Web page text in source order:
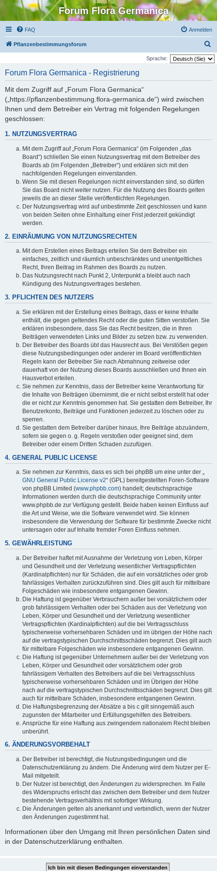
Forum Flora Germanica
FAQ Anmelden
Pflanzenbestimmungsforum
u
Sprache:
Forum Flora Germanica - Registrierung
Mit dem Zugriff auf „Forum Flora Germanica“
(„https://pflanzenbestimmung.flora-germanica.de“) wird zwischen
Ihnen und dem Betreiber ein Vertrag mit folgenden Regelungen
geschlossen:
1. NUTZUNGSVERTRAG
Mit dem Zugriff auf „Forum Flora Germanica“ (im Folgenden „das
Board“) schließen Sie einen Nutzungsvertrag mit dem Betreiber des
Boards ab (im Folgenden „Betreiber“) und erklären sich mit den
nachfolgenden Regelungen einverstanden.
Wenn Sie mit diesen Regelungen nicht einverstanden sind, so dürfen
Sie das Board nicht weiter nutzen. Für die Nutzung des Boards gelten
jeweils die an dieser Stelle veröffentlichten Regelungen.
Der Nutzungsvertrag wird auf unbestimmte Zeit geschlossen und kann
von beiden Seiten ohne Einhaltung einer Frist jederzeit gekündigt
werden.
2. EINRÄUMUNG VON NUTZUNGSRECHTEN
Mit dem Erstellen eines Beitrags erteilen Sie dem Betreiber ein
einfaches, zeitlich und räumlich unbeschränktes und unentgeltliches
Recht, Ihren Beitrag im Rahmen des Boards zu nutzen.
Das Nutzungsrecht nach Punkt 2, Unterpunkt a bleibt auch nach
Kündigung des Nutzungsvertrages bestehen.
3. PFLICHTEN DES NUTZERS
Sie erklären mit der Erstellung eines Beitrags, dass er keine Inhalte
enthält, die gegen geltendes Recht oder die guten Sitten verstoßen. Sie
erklären insbesondere, dass Sie das Recht besitzen, die in Ihren
Beiträgen verwendeten Links und Bilder zu setzen bzw. zu verwenden.
Der Betreiber des Boards übt das Hausrecht aus. Bei Verstößen gegen
diese Nutzungsbedingungen oder anderer im Board veröffentlichten
Regeln kann der Betreiber Sie nach Abmahnung zeitweise oder
dauerhaft von der Nutzung dieses Boards ausschließen und Ihnen ein
Hausverbot erteilen.
Sie nehmen zur Kenntnis, dass der Betreiber keine Verantwortung für
die Inhalte von Beiträgen übernimmt, die er nicht selbst erstellt hat oder
die er nicht zur Kenntnis genommen hat. Sie gestatten dem Betreiber, Ihr
Benutzerkonto, Beiträge und Funktionen jederzeit zu löschen oder zu
sperren.
Sie gestatten dem Betreiber darüber hinaus, Ihre Beiträge abzuändern,
sofern sie gegen o. g. Regeln verstoßen oder geeignet sind, dem
Betreiber oder einem Dritten Schaden zuzufügen.
4. GENERAL PUBLIC LICENSE
Sie nehmen zur Kenntnis, dass es sich bei phpBB um eine unter der „
GNU General Public License v2“ (GPL) bereitgestellten Foren-Software
von phpBB Limited (www.phpbb.com) handelt; deutschsprachige
Informationen werden durch die deutschsprachige Community unter
www.phpbb.de zur Verfügung gestellt. Beide haben keinen Einfluss auf
die Art und Weise, wie die Software verwendet wird. Sie können
insbesondere die Verwendung der Software für bestimmte Zwecke nicht
untersagen oder auf Inhalte fremder Foren Einfluss nehmen.
5. GEWÄHRLEISTUNG
Der Betreiber haftet mit Ausnahme der Verletzung von Leben, Körper
und Gesundheit und der Verletzung wesentlicher Vertragspflichten
(Kardinalpflichten) nur für Schäden, die auf ein vorsätzliches oder grob
fahrlässiges Verhalten zurückzuführen sind. Dies gilt auch für mittelbare
Folgeschäden wie insbesondere entgangenen Gewinn.
Die Haftung ist gegenüber Verbrauchern außer bei vorsätzlichem oder
grob fahrlässigem Verhalten oder bei Schäden aus der Verletzung von
Leben, Körper und Gesundheit und der Verletzung wesentlicher
Vertragspflichten (Kardinalpflichten) auf die bei Vertragsschluss
typischerweise vorhersehbaren Schäden und im übrigen der Höhe nach
auf die vertragstypischen Durchschnittsschäden begrenzt. Dies gilt auch
für mittelbare Folgeschäden wie insbesondere entgangenen Gewinn.
Die Haftung ist gegenüber Unternehmern außer bei der Verletzung von
Leben, Körper und Gesundheit oder vorsätzlichem oder grob
fahrlässigem Verhalten des Betreibers auf die bei Vertragsschluss
typischerweise vorhersehbaren Schäden und im Übrigen der Höhe
nach auf die vertragstypischen Durchschnittsschäden begrenzt. Dies gilt
auch für mittelbare Schäden, insbesondere entgangenen Gewinn.
Die Haftungsbegrenzung der Absätze a bis c gilt sinngemäß auch
zugunsten der Mitarbeiter und Erfüllungsgehilfen des Betreibers.
Ansprüche für eine Haftung aus zwingendem nationalem Recht bleiben
unberührt.
6. ÄNDERUNGSVORBEHALT
Der Betreiber ist berechtigt, die Nutzungsbedingungen und die
Datenschutzerklärung zu ändern. Die Änderung wird dem Nutzer per E-
Mail mitgeteilt.
Der Nutzer ist berechtigt, den Änderungen zu widersprechen. Im Falle
des Widerspruchs erlischt das zwischen dem Betreiber und dem Nutzer
bestehende Vertragsverhältnis mit sofortiger Wirkung.
Die Änderungen gelten als anerkannt und verbindlich, wenn der Nutzer
den Änderungen zugestimmt hat.
Informationen über den Umgang mit Ihren persönlichen Daten sind
in der Datenschutzerklärung enthalten.